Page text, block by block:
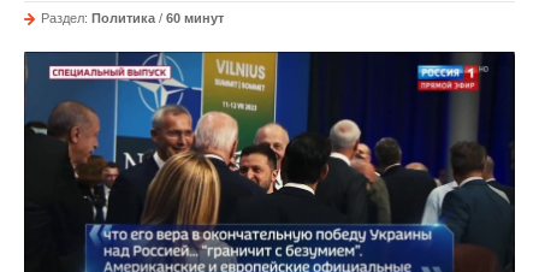
Раздел: Политика / 60 минут